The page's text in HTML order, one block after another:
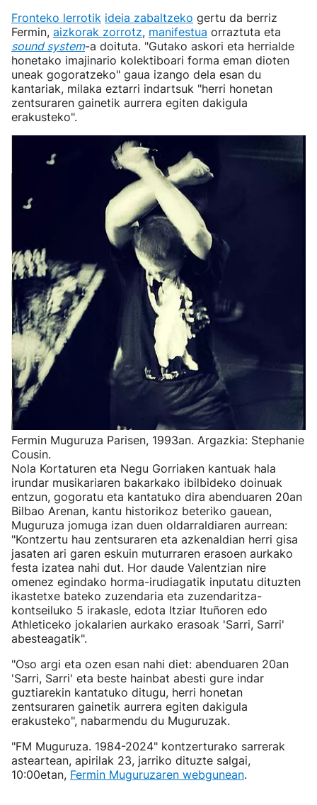
Fronteko lerrotik ideia zabaltzeko gertu da berriz
Fermin, aizkorak zorrotz, manifestua orraztuta eta
sound system-a doituta. "Gutako askori eta herrialde
honetako imajinario kolektiboari forma eman dioten
uneak gogoratzeko" gaua izango dela esan du
kantariak, milaka eztarri indartsuk "herri honetan
zentsuraren gainetik aurrera egiten dakigula
erakusteko".
Fermin Muguruza Parisen, 1993an. Argazkia: Stephanie
Cousin.
Nola Kortaturen eta Negu Gorriaken kantuak hala
irundar musikariaren bakarkako ibilbideko doinuak
entzun, gogoratu eta kantatuko dira abenduaren 20an
Bilbao Arenan, kantu historikoz beteriko gauean,
Muguruza jomuga izan duen oldarraldiaren aurrean:
"Kontzertu hau zentsuraren eta azkenaldian herri gisa
jasaten ari garen eskuin muturraren erasoen aurkako
festa izatea nahi dut. Hor daude Valentzian nire
omenez egindako horma-irudiagatik inputatu dituzten
ikastetxe bateko zuzendaria eta zuzendaritza-
kontseiluko 5 irakasle, edota Itziar Ituñoren edo
Athleticeko jokalarien aurkako erasoak 'Sarri, Sarri'
abesteagatik".
"Oso argi eta ozen esan nahi diet: abenduaren 20an
'Sarri, Sarri' eta beste hainbat abesti gure indar
guztiarekin kantatuko ditugu, herri honetan
zentsuraren gainetik aurrera egiten dakigula
erakusteko", nabarmendu du Muguruzak.
"FM Muguruza. 1984-2024" kontzerturako sarrerak
asteartean, apirilak 23, jarriko dituzte salgai,
10:00etan, Fermin Muguruzaren webgunean.